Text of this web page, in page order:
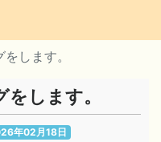
します。
します。
年02月18日